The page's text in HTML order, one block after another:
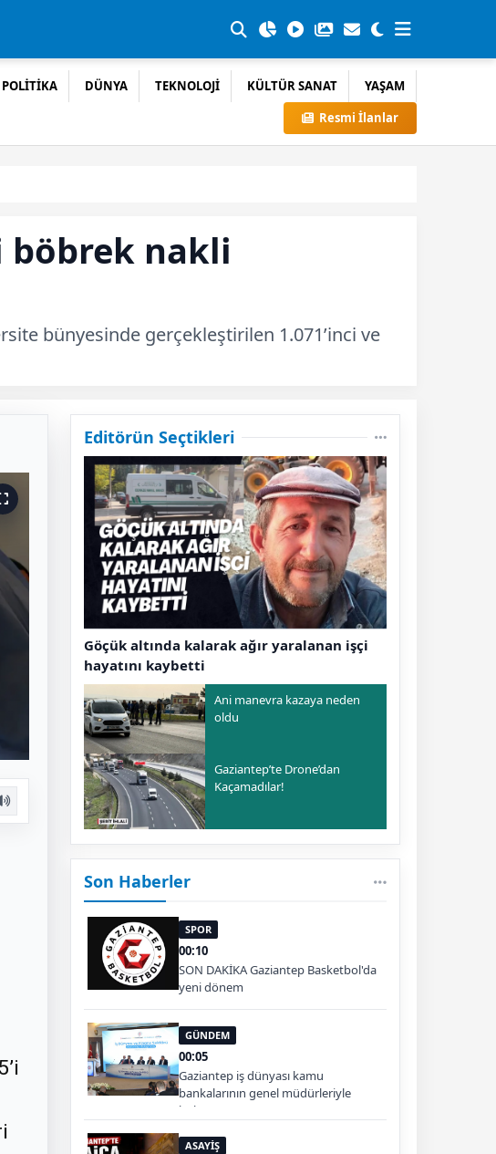
POLİTİKA DÜNYA TEKNOLOJİ KÜLTÜR SANAT
YAŞAM
Resmi İlanlar
böbrek nakli
bünyesinde gerçekleştirilen 1.071’inci ve
Editörün Seçtikleri
Göçük altında kalarak ağır yaralanan işçi
hayatını kaybetti
Ani manevra kazaya neden
oldu
Gaziantep’te Drone’dan
Kaçamadılar!
Son Haberler
SPOR
00:10
SON DAKİKA Gaziantep Basketbol'da
yeni dönem
GÜNDEM
00:05
Gaziantep iş dünyası kamu
bankalarının genel müdürleriyle
buluştu
ASAYİŞ